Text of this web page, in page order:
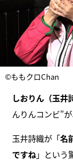
©ももクロChan
しおりん（玉井
んりんコンビ”
玉井詩織が「名
ですね」という